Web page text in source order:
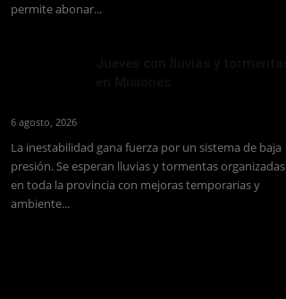
permite abonar...
6 agosto, 2026
La inestabilidad gana fuerza por un sistema de baja
presión. Se esperan lluvias y tormentas organizadas
en toda la provincia con mejoras temporarias y
ambiente...